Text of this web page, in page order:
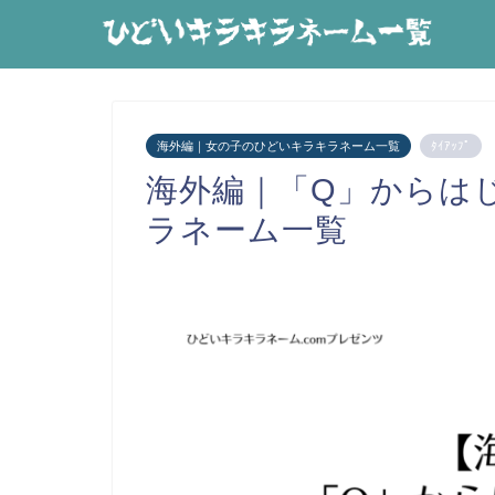
海外編｜女の子のひどいキラキラネーム一覧 ﾀｲｱｯﾌﾟ
海外編｜「Q」からは
ラネーム一覧